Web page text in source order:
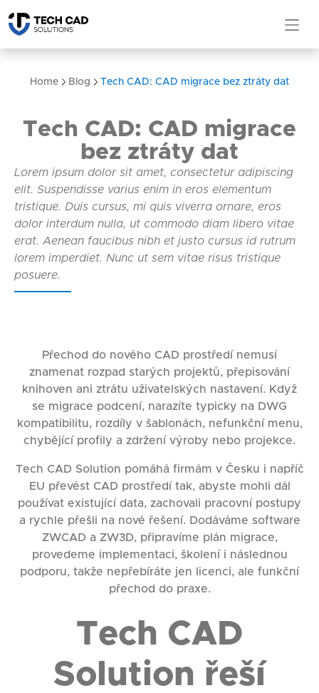
Home Blog Tech CAD: CAD migrace bez ztráty dat
Tech CAD: CAD migrace
bez ztráty dat
Lorem ipsum dolor sit amet, consectetur adipiscing
elit. Suspendisse varius enim in eros elementum
tristique. Duis cursus, mi quis viverra ornare, eros
dolor interdum nulla, ut commodo diam libero vitae
erat. Aenean faucibus nibh et justo cursus id rutrum
lorem imperdiet. Nunc ut sem vitae risus tristique
posuere.
Přechod do nového CAD prostředí nemusí
znamenat rozpad starých projektů, přepisování
knihoven ani ztrátu uživatelských nastavení. Když
se migrace podcení, narazíte typicky na DWG
kompatibilitu, rozdíly v šablonách, nefunkční menu,
chybějící profily a zdržení výroby nebo projekce.
Tech CAD Solution pomáhá firmám v Česku i napříč
EU převést CAD prostředí tak, abyste mohli dál
používat existující data, zachovali pracovní postupy
a rychle přešli na nové řešení. Dodáváme software
ZWCAD a ZW3D, připravíme plán migrace,
provedeme implementaci, školení i následnou
podporu, takže nepřebíráte jen licenci, ale funkční
přechod do praxe.
Tech CAD
Solution řeší